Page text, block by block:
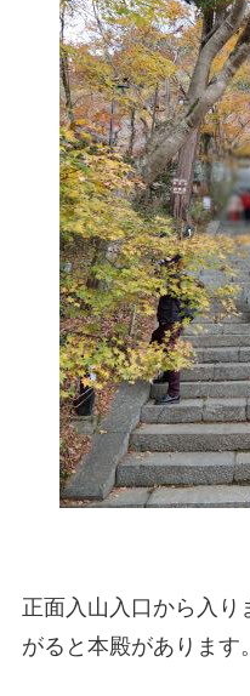
正面入山入口から入り
がると本殿があります。